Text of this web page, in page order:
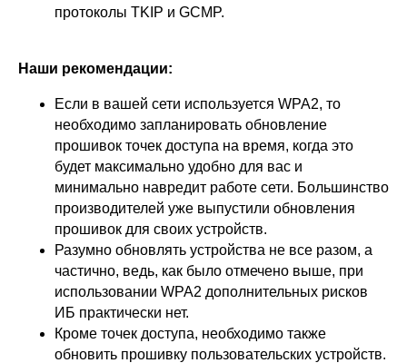
протоколы TKIP и GCMP.
Наши рекомендации:
Если в вашей сети используется WPA2, то
необходимо запланировать обновление
прошивок точек доступа на время, когда это
будет максимально удобно для вас и
минимально навредит работе сети. Большинство
производителей уже выпустили обновления
прошивок для своих устройств.
Разумно обновлять устройства не все разом, а
частично, ведь, как было отмечено выше, при
использовании WPA2 дополнительных рисков
ИБ практически нет.
Кроме точек доступа, необходимо также
обновить прошивку пользовательских устройств.
+7 (800) 555-33-40
expert@ideco.ru
Внедрения
Партнеры
Выбрать
Авторизованные центры
О компании
Признание и аналитика
Ideco NGFW Novum
Сертификация ФСТЭК
Сравнение версий
DNS Security в NGFW
Информационная
безопасность в решениях
Дорожная карта
620 066, Россия, г. Екатеринбург,
Продукт развивается
Содействия Инновациям